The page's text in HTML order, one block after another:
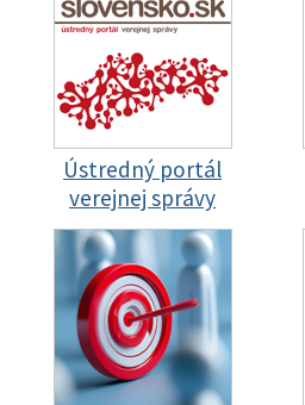
Ústredný portál
verejnej správy